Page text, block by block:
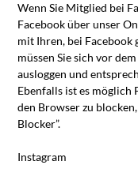
Wenn Sie Mitglied bei
Facebook über unser
mit Ihren, bei
müssen Sie sich vor
ausloggen und
Ebenfalls ist es
den Browser zu
Blocker”.
Instagram